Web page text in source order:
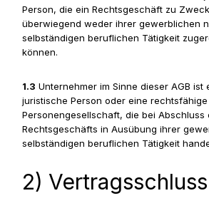
Person, die ein Rechtsgeschäft zu
überwiegend weder ihrer gewerblichen
selbständigen beruflichen Tätigkeit
können.
1.3 Unternehmer im Sinne dieser AGB
juristische Person oder eine rechtsfähige
Personengesellschaft, die bei Abschluss
Rechtsgeschäfts in Ausübung ihrer
selbständigen beruflichen Tätigkeit
2) Vertragsschluss